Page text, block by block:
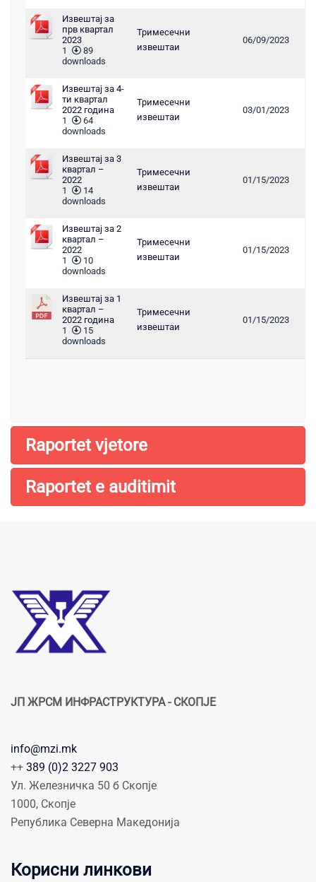
Извештај за
прв квартал
2023
1
89
downloads
Тримесечни
извештаи
06/09/2023
Извештај за 4-
ти квартал
2022 година
1
64
downloads
Тримесечни
извештаи
03/01/2023
Извештај за 3
квартал –
2022
1
14
downloads
Тримесечни
извештаи
01/15/2023
Извештај за 2
квартал –
2022
1
10
downloads
Тримесечни
извештаи
01/15/2023
Извештај за 1
квартал –
2022 година
1
15
downloads
Тримесечни
извештаи
01/15/2023
Raportet vjetore
Raportet e auditimit
ЈП ЖРСМ ИНФРАСТРУКТУРА - СКОПЈЕ
info@mzi.mk
++ 389 (0)2 3227 903
Ул. Железничка 50 б Скопје
1000, Скопје
Република Северна Македонија
Корисни линкови